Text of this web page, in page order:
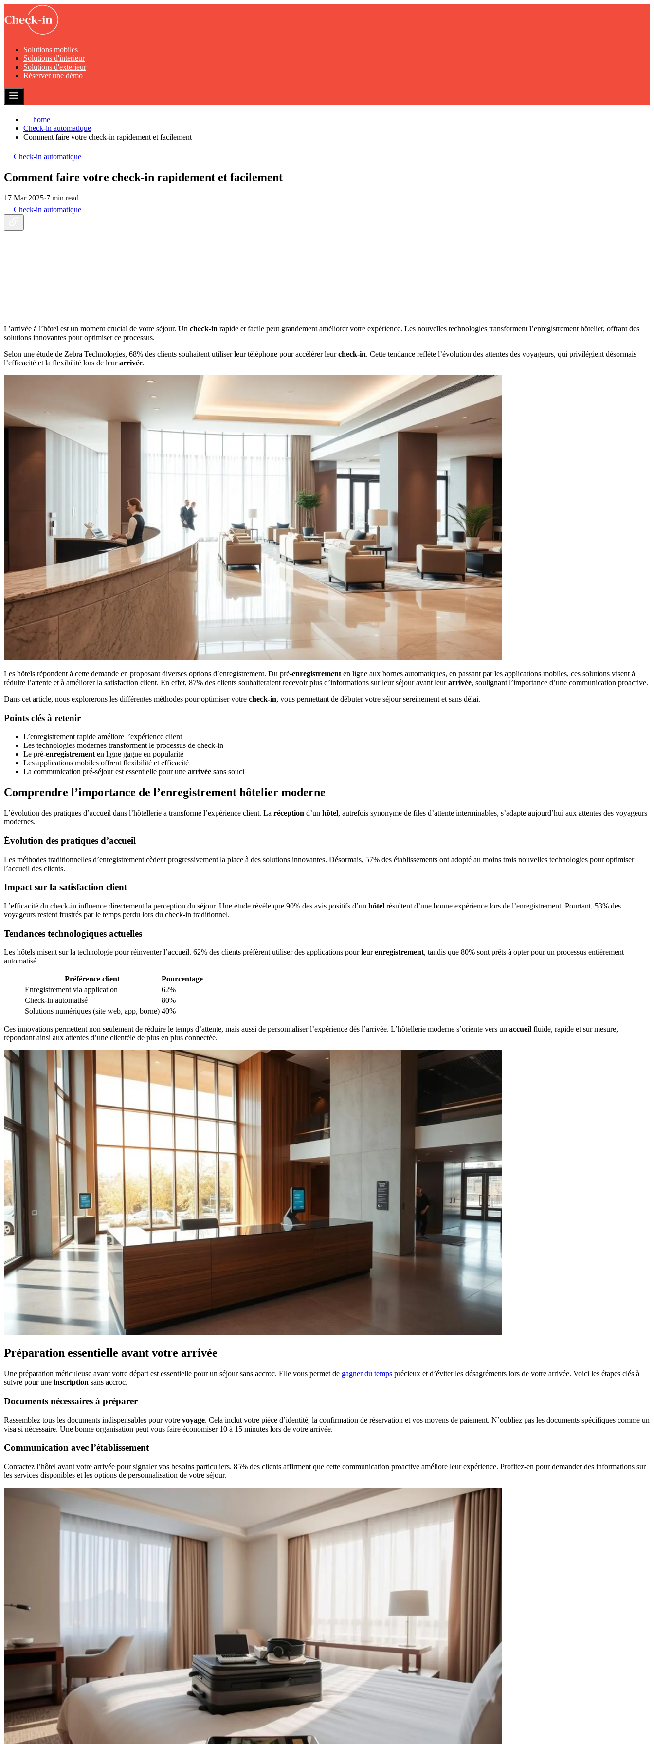
Solutions mobiles
Solutions d'interieur
Solutions d'exterieur
Réserver une démo
home
Check-in automatique
Comment faire votre check-in rapidement et facilement
Check-in automatique
Comment faire votre check-in rapidement et facilement
17 Mar 2025·7 min read
Check-in automatique
L’arrivée à l’hôtel est un moment crucial de votre séjour. Un check-in rapide et facile peut grandement améliorer votre expérience. Les nouvelles technologies transforment l’enregistrement hôtelier, offrant des
solutions innovantes pour optimiser ce processus.
Selon une étude de Zebra Technologies, 68% des clients souhaitent utiliser leur téléphone pour accélérer leurcheck-in. Cette tendance reflète l’évolution des attentes des voyageurs, qui privilégient désormais
l’efficacité et la flexibilité lors de leurarrivée.
Les hôtels répondent à cette demande en proposant diverses options d’enregistrement. Du pré-enregistrement en ligne aux bornes automatiques, en passant par les applications mobiles, ces solutions visent à
réduire l’attente et à améliorer la satisfaction client. En effet, 87% des clients souhaiteraient recevoir plus d’informations sur leur séjour avant leurarrivée, soulignant l’importance d’une communication proactive.
Dans cet article, nous explorerons les différentes méthodes pour optimiser votre check-in, vous permettant de débuter votre séjour sereinement et sans délai.
Points clés à retenir
L’enregistrement rapide améliore l’expérience client
Les technologies modernes transforment le processus de check-in
Le pré-enregistrement en ligne gagne en popularité
Les applications mobiles offrent flexibilité et efficacité
La communication pré-séjour est essentielle pour une arrivée sans souci
Comprendre l’importance de l’enregistrement hôtelier moderne
L’évolution des pratiques d’accueil dans l’hôtellerie a transformé l’expérience client. La réception d’un hôtel, autrefois synonyme de files d’attente interminables, s’adapte aujourd’hui aux attentes des voyageurs
modernes.
Évolution des pratiques d’accueil
Les méthodes traditionnelles d’enregistrement cèdent progressivement la place à des solutions innovantes. Désormais, 57% des établissements ont adopté au moins trois nouvelles technologies pour optimiser
l’accueil des clients.
Impact sur la satisfaction client
L’efficacité du check-in influence directement la perception du séjour. Une étude révèle que 90% des avis positifs d’un hôtel résultent d’une bonne expérience lors de l’enregistrement. Pourtant, 53% des
voyageurs restent frustrés par le temps perdu lors du check-in traditionnel.
Tendances technologiques actuelles
Les hôtels misent sur la technologie pour réinventer l’accueil. 62% des clients préfèrent utiliser des applications pour leurenregistrement, tandis que 80% sont prêts à opter pour un processus entièrement
automatisé.
Préférence client
Pourcentage
Enregistrement via application
62%
Check-in automatisé
80%
Solutions numériques (site web, app, borne) 40%
Ces innovations permettent non seulement de réduire le temps d’attente, mais aussi de personnaliser l’expérience dès l’arrivée. L’hôtellerie moderne s’oriente vers un accueil fluide, rapide et sur mesure,
répondant ainsi aux attentes d’une clientèle de plus en plus connectée.
Préparation essentielle avant votre arrivée
Une préparation méticuleuse avant votre départ est essentielle pour un séjour sans accroc. Elle vous permet de gagner du temps précieux et d’éviter les désagréments lors de votre arrivée. Voici les étapes clés à
suivre pour une inscription sans accroc.
Documents nécessaires à préparer
Rassemblez tous les documents indispensables pour votre voyage. Cela inclut votre pièce d’identité, la confirmation de réservation et vos moyens de paiement. N’oubliez pas les documents spécifiques comme un
visa si nécessaire. Une bonne organisation peut vous faire économiser 10 à 15 minutes lors de votre arrivée.
Communication avec l’établissement
Contactez l’hôtel avant votre arrivée pour signaler vos besoins particuliers. 85% des clients affirment que cette communication proactive améliore leur expérience. Profitez-en pour demander des informations sur
les services disponibles et les options de personnalisation de votre séjour.